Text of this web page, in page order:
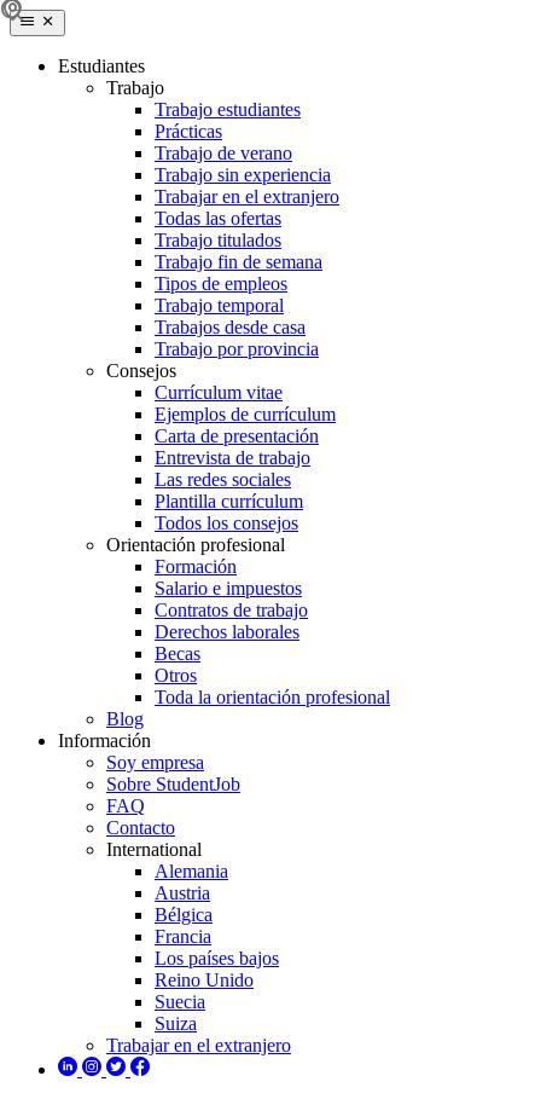
Estudiantes
Trabajo
Trabajo estudiantes
Prácticas
Trabajo de verano
Trabajo sin experiencia
Trabajar en el extranjero
Todas las ofertas
Trabajo titulados
Trabajo fin de semana
Tipos de empleos
Trabajo temporal
Trabajos desde casa
Trabajo por provincia
Consejos
Currículum vitae
Ejemplos de currículum
Carta de presentación
Entrevista de trabajo
Las redes sociales
Plantilla currículum
Todos los consejos
Orientación profesional
Formación
Salario e impuestos
Contratos de trabajo
Derechos laborales
Becas
Otros
Toda la orientación profesional
Blog
Información
Soy empresa
Sobre StudentJob
FAQ
Contacto
International
Alemania
Austria
Bélgica
Francia
Los países bajos
Reino Unido
Suecia
Suiza
Trabajar en el extranjero